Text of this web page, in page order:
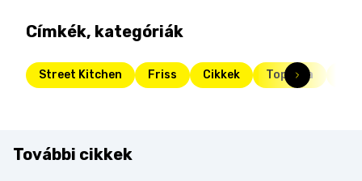
Címkék, kategóriák
Street Kitchen Friss Cikkek Toplista
További cikkek